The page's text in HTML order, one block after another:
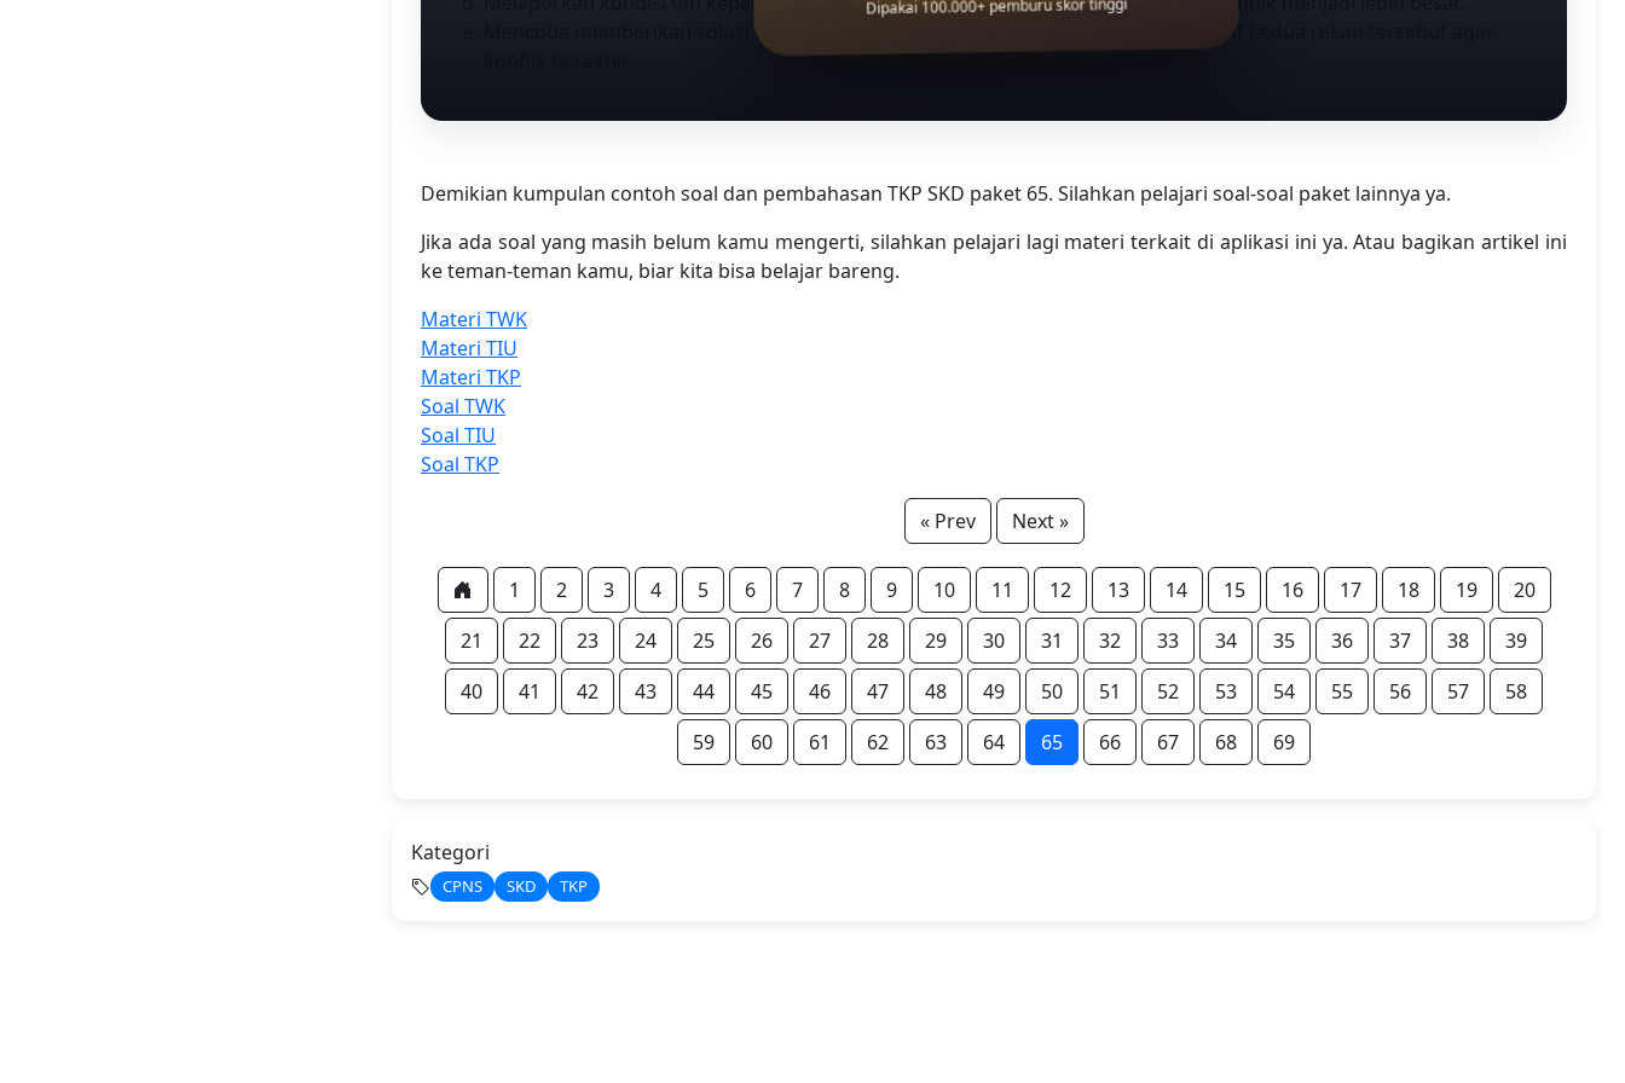
Mencoba memberikan solusi teknis alternatif yang bisa mengakomodasi pendapat kedua rekan tersebut agar
Demikian kumpulan contoh soal dan pembahasan TKP SKD paket 65. Silahkan pelajari soal-soal paket lainnya ya.
Jika ada soal yang masih belum kamu mengerti, silahkan pelajari lagi materi terkait di aplikasi ini ya. Atau bagikan artikel ini
ke teman-teman kamu, biar kita bisa belajar bareng.
Materi TWK
Materi TIU
Materi TKP
Soal TWK
Soal TIU
Soal TKP
« Prev Next »
1 2 3 4 5 6 7 8 9 10 11 12 13 14 15 16 17 18 19
20
21
22 23 24 25 26 27 28 29 30 31 32 33 34 35 36 37 38
39
40
41 42 43 44 45 46 47 48 49 50 51 52 53 54 55 56 57
58
59
60 61 62 63 64 65 66 67 68 69
Kategori
CPNS SKD TKP